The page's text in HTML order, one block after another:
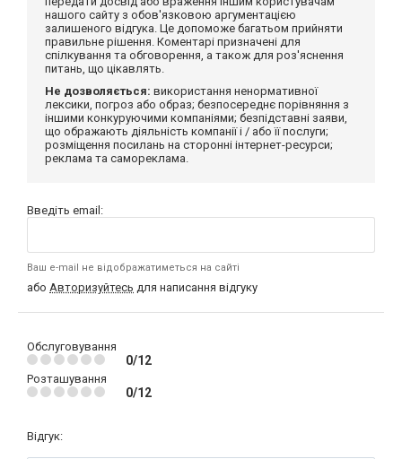
нашого сайту з обов'язковою аргументацією
залишеного відгука. Це допоможе багатьом прийняти
правильне рішення. Коментарі призначені для
спілкування та обговорення, а також для роз'яснення
питань, що цікавлять.
Не дозволяється: використання ненормативної
лексики, погроз або образ; безпосереднє порівняння з
іншими конкуруючими компаніями; безпідставні заяви,
що ображають діяльність компанії і / або її послуги;
розміщення посилань на сторонні інтернет-ресурси;
реклама та самореклама.
Введіть email:
Ваш e-mail не відображатиметься на сайті
або Авторизуйтесь для написання відгуку
Обслуговування
0/12
Розташування
0/12
Відгук: